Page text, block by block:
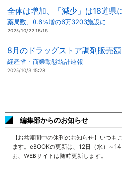
全体は増加、「減少」は18道県
薬局数、0.6％増の6万3203施設に
2025/10/22 15:18
8月のドラッグストア調剤販売
経産省・商業動態統計速報
2025/10/3 15:28
編集部からのお知らせ
【お盆期間中の休刊のお知らせ】いつも
ます。eBOOKの更新は、12日（水）～
お、WEBサイトは随時更新します。